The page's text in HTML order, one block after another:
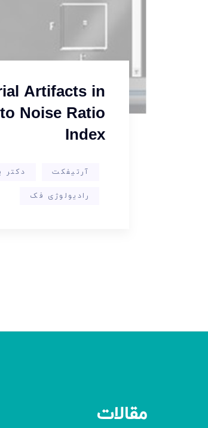
Artifacts in
Noise Ratio
Index
آرتیفکت دکتر
رادیولوژی فک
مقالات